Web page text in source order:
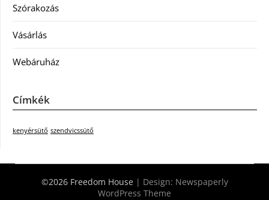
Szórakozás
Vásárlás
Webáruház
Címkék
kenyérsütő szendvicssütő
©2026 Freedom House | Design: Newspaperly
WordPress Theme